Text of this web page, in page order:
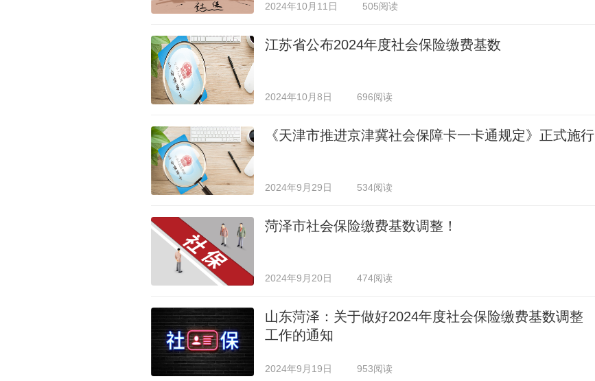
2024年10月11日 505阅读
江苏省公布2024年度社会保险缴费基数
2024年10月8日 696阅读
《天津市推进京津冀社会保障卡一卡通规定》正式施行
2024年9月29日 534阅读
菏泽市社会保险缴费基数调整！
2024年9月20日 474阅读
山东菏泽：关于做好2024年度社会保险缴费基数调整
工作的通知
2024年9月19日 953阅读